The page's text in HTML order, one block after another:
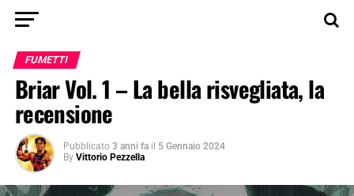
FUMETTI
Briar Vol. 1 – La bella risvegliata, la
recensione
Pubblicato 3 anni fa il 5 Gennaio 2024
By Vittorio Pezzella